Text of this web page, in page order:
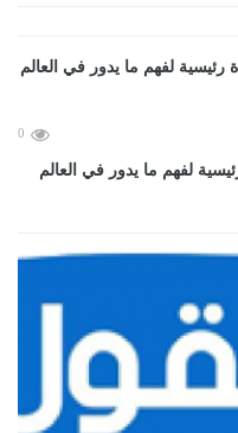
0
لفهم ما يدور في العالم